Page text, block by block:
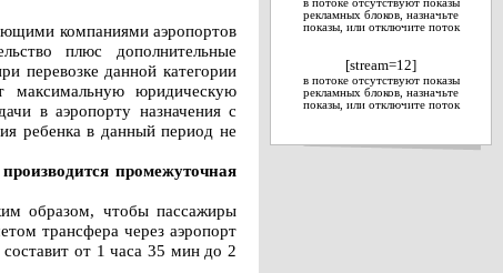
компаниями аэропортов
плюс дополнительные
перевозке данной категории
максимальную юридическую
в аэропорту назначения с
ребенка в данный период не
промежуточная
образом, чтобы пассажиры
трансфера через аэропорт
от 1 часа 35 мин до 2
в потоке отсутствуют показы
рекламных блоков, назначьте
показы, или отключите поток
[stream=12]
в потоке отсутствуют показы
рекламных блоков, назначьте
показы, или отключите поток